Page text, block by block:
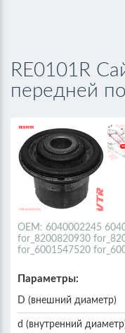
RE0101R
передней
ОЕМ: 6040002245
for_8200820930
for_6001547520
Параметры:
D (внешний диаметр)
d (внутренний